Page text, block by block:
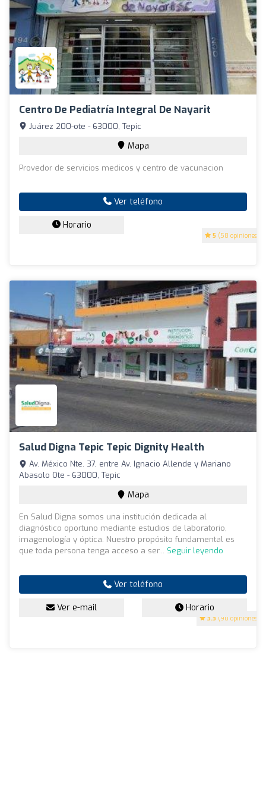
Centro De Pediatría Integral De Nayarit
5 (58 opiniones)
Juárez 200-ote - 63000, Tepic
Mapa
Provedor de servicios medicos y centro de vacunacion
Ver teléfono
Horario
Salud Digna Tepic Tepic Dignity Health
3.3 (90 opiniones)
Av. México Nte. 37, entre Av. Ignacio Allende y Mariano
Abasolo Ote - 63000, Tepic
Mapa
En Salud Digna somos una institución dedicada al
diagnóstico oportuno mediante estudios de laboratorio,
imagenología y óptica. Nuestro propósito fundamental es
que toda persona tenga acceso a ser... Seguir leyendo
Ver teléfono
Ver e-mail Horario